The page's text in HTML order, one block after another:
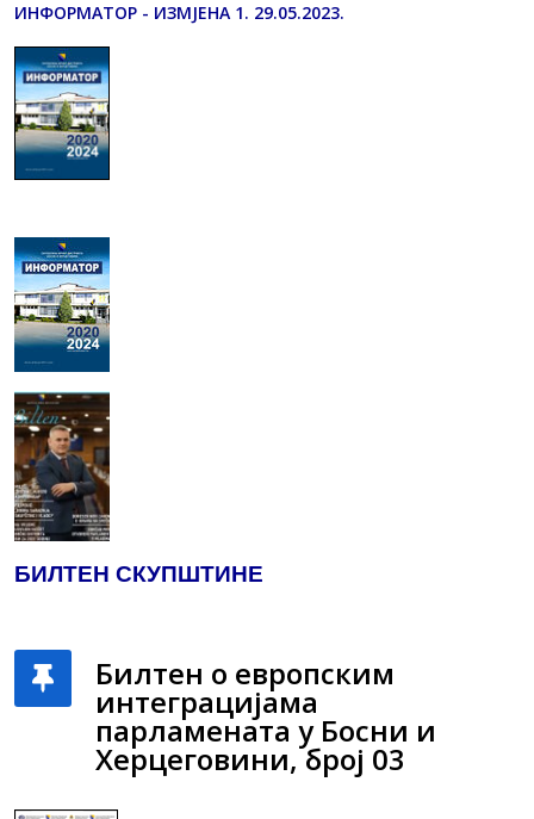
ИНФОРМАТОР - ИЗМЈЕНА 1. 29.05.2023.
БИЛТЕН СКУПШТИНЕ
Билтен о европским
интеграцијама
парламената у Босни и
Херцеговини, број 03